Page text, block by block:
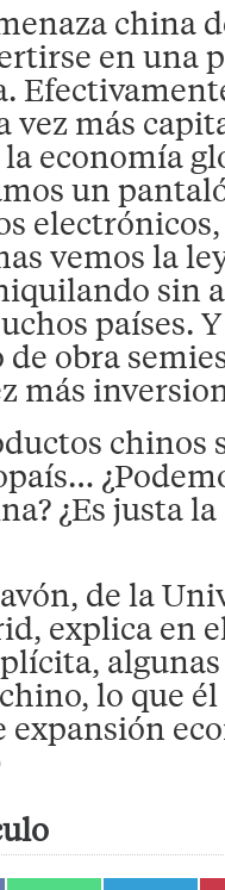
china
en una
vez más
economía
un
vemos la
sin
países.
obra
más
chinos
¿Es justa
de la
explica en
lo que